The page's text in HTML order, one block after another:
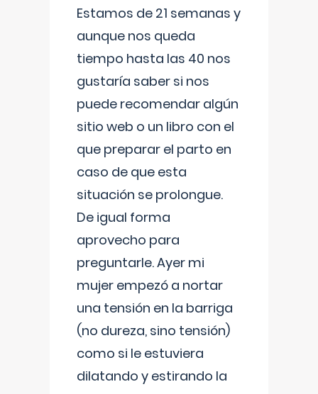
Estamos de 21 semanas y
aunque nos queda
tiempo hasta las 40 nos
gustaría saber si nos
puede recomendar algún
sitio web o un libro con el
que preparar el parto en
caso de que esta
situación se prolongue.
De igual forma
aprovecho para
preguntarle. Ayer mi
mujer empezó a nortar
una tensión en la barriga
(no dureza, sino tensión)
como si le estuviera
dilatando y estirando la